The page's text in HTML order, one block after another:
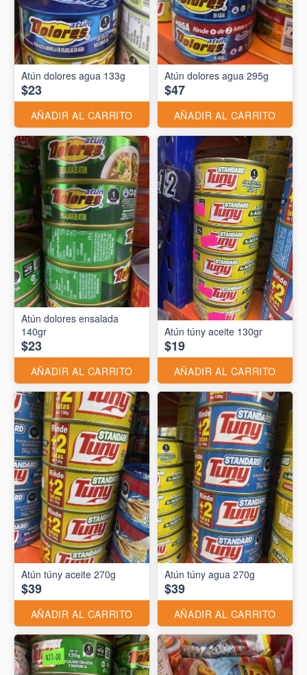
Atún dolores agua 133g
$23
AÑADIR AL CARRITO
Atún dolores agua 295g
$47
AÑADIR AL CARRITO
Atún dolores ensalada
140gr
$23
AÑADIR AL CARRITO
Atún túny aceite 130gr
$19
AÑADIR AL CARRITO
Atún túny aceite 270g
$39
AÑADIR AL CARRITO
Atún túny agua 270g
$39
AÑADIR AL CARRITO